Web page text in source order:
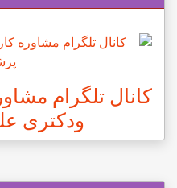
کانال تلگرام
ودکتری